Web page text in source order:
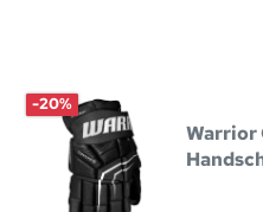
-20%
Warrior